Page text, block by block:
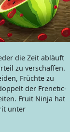
die Zeit abläuft
zu verschaffen.
Früchte zu
der Frenetic-
Fruit Ninja hat
unter